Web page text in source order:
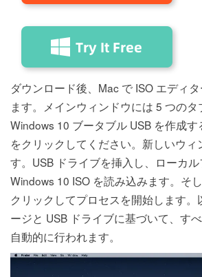
ダウンロード後、Mac で ISO エディ
ます。メインウィンドウには 5 つのタ
Windows 10 ブータブル USB を作成
をクリックしてください。新しいウィ
す。USB ドライブを挿入し、ローカ
Windows 10 ISO を読み込みます。そ
クリックしてプロセスを開始します。
ージと USB ドライブに基づいて、す
自動的に行われます。